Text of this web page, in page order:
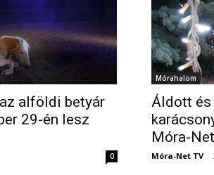
alföldi betyár
29-én lesz
0
Mórahalom
Áldott és
Móra-
Móra-Net TV -